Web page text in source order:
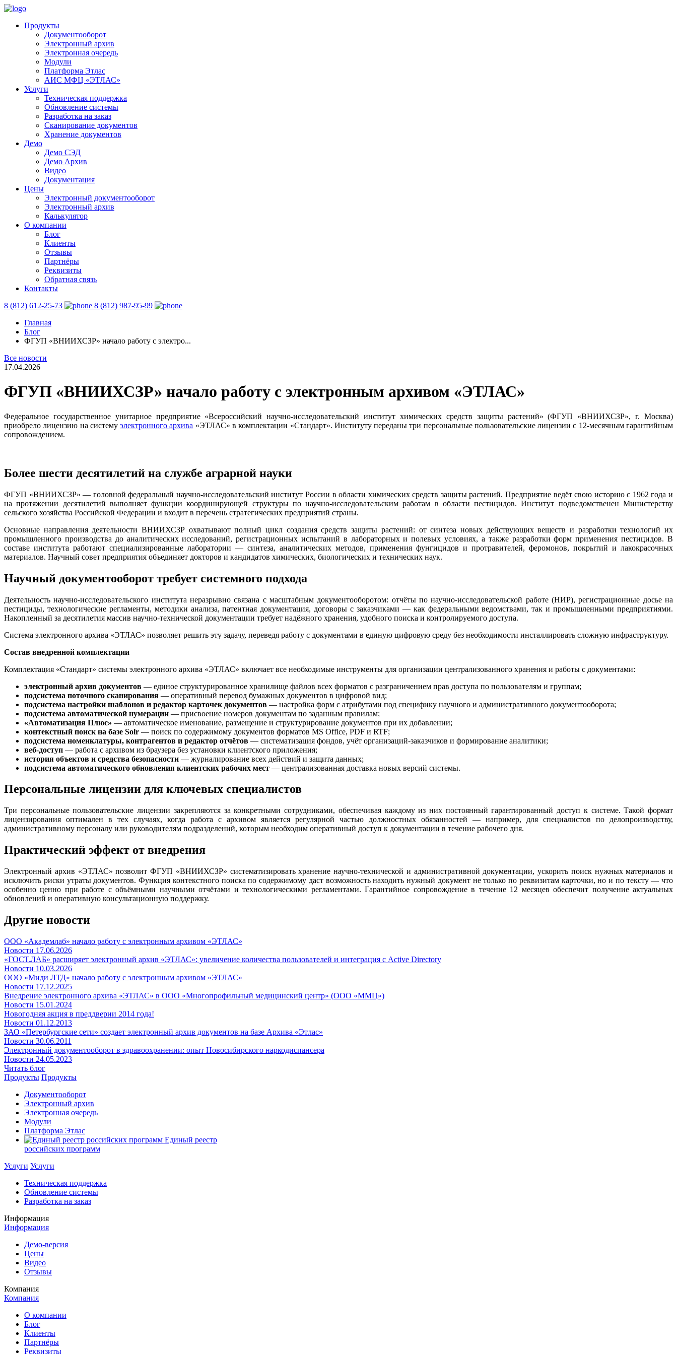
Продукты
Документооборот
Электронный архив
Электронная очередь
Модули
Платформа Этлас
АИС МФЦ «ЭТЛАС»
Услуги
Техническая поддержка
Обновление системы
Разработка на заказ
Сканирование документов
Хранение документов
Демо
Демо СЭД
Демо Архив
Видео
Документация
Цены
Электронный документооборот
Электронный архив
Калькулятор
О компании
Блог
Клиенты
Отзывы
Партнёры
Реквизиты
Обратная связь
Контакты
8 (812) 612-25-73
8 (812) 987-95-99
Главная
Блог
ФГУП «ВНИИХСЗР» начало работу с электро...
Все новости
17.04.2026
ФГУП «ВНИИХСЗР» начало работу с электронным архивом «ЭТЛАС»
Федеральное государственное унитарное предприятие «Всероссийский научно-исследовательский институт химических средств защиты растений» (ФГУП «ВНИИХСЗР», г. Москва)
приобрело лицензию на системуэлектронного архива «ЭТЛАС» в комплектации «Стандарт». Институту переданы три персональные пользовательские лицензии с 12-месячным гарантийным
сопровождением.
Более шести десятилетий на службе аграрной науки
ФГУП «ВНИИХСЗР» — головной федеральный научно-исследовательский институт России в области химических средств защиты растений. Предприятие ведёт свою историю с 1962 года и
на протяжении десятилетий выполняет функции координирующей структуры по научно-исследовательским работам в области пестицидов. Институт подведомственен Министерству
сельского хозяйства Российской Федерации и входит в перечень стратегических предприятий страны.
Основные направления деятельности ВНИИХСЗР охватывают полный цикл создания средств защиты растений: от синтеза новых действующих веществ и разработки технологий их
промышленного производства до аналитических исследований, регистрационных испытаний в лабораторных и полевых условиях, а также разработки форм применения пестицидов. В
составе института работают специализированные лаборатории — синтеза, аналитических методов, применения фунгицидов и протравителей, феромонов, покрытий и лакокрасочных
материалов. Научный совет предприятия объединяет докторов и кандидатов химических, биологических и технических наук.
Научный документооборот требует системного подхода
Деятельность научно-исследовательского института неразрывно связана с масштабным документооборотом: отчёты по научно-исследовательской работе (НИР), регистрационные досье на
пестициды, технологические регламенты, методики анализа, патентная документация, договоры с заказчиками — как федеральными ведомствами, так и промышленными предприятиями.
Накопленный за десятилетия массив научно-технической документации требует надёжного хранения, удобного поиска и контролируемого доступа.
Система электронного архива «ЭТЛАС» позволяет решить эту задачу, переведя работу с документами в единую цифровую среду без необходимости инсталлировать сложную инфраструктуру.
Состав внедренной комплектации
Комплектация «Стандарт» системы электронного архива «ЭТЛАС» включает все необходимые инструменты для организации централизованного хранения и работы с документами:
электронный архив документов — единое структурированное хранилище файлов всех форматов с разграничением прав доступа по пользователям и группам;
подсистема поточного сканирования — оперативный перевод бумажных документов в цифровой вид;
подсистема настройки шаблонов и редактор карточек документов — настройка форм с атрибутами под специфику научного и административного документооборота;
подсистема автоматической нумерации — присвоение номеров документам по заданным правилам;
«Автоматизация Плюс» — автоматическое именование, размещение и структурирование документов при их добавлении;
контекстный поиск на базе Solr — поиск по содержимому документов форматов MS Office, PDF и RTF;
подсистема номенклатуры, контрагентов и редактор отчётов — систематизация фондов, учёт организаций-заказчиков и формирование аналитики;
веб-доступ — работа с архивом из браузера без установки клиентского приложения;
история объектов и средства безопасности — журналирование всех действий и защита данных;
подсистема автоматического обновления клиентских рабочих мест — централизованная доставка новых версий системы.
Персональные лицензии для ключевых специалистов
Три персональные пользовательские лицензии закрепляются за конкретными сотрудниками, обеспечивая каждому из них постоянный гарантированный доступ к системе. Такой формат
лицензирования оптимален в тех случаях, когда работа с архивом является регулярной частью должностных обязанностей — например, для специалистов по делопроизводству,
административному персоналу или руководителям подразделений, которым необходим оперативный доступ к документации в течение рабочего дня.
Практический эффект от внедрения
Электронный архив «ЭТЛАС» позволит ФГУП «ВНИИХСЗР» систематизировать хранение научно-технической и административной документации, ускорить поиск нужных материалов и
исключить риски утраты документов. Функция контекстного поиска по содержимому даст возможность находить нужный документ не только по реквизитам карточки, но и по тексту — что
особенно ценно при работе с объёмными научными отчётами и технологическими регламентами. Гарантийное сопровождение в течение 12 месяцев обеспечит получение актуальных
обновлений и оперативную консультационную поддержку.
Другие новости
ООО «Академлаб» начало работу с электронным архивом «ЭТЛАС»
Новости 17.06.2026
«ГОСТ.ЛАБ» расширяет электронный архив «ЭТЛАС»: увеличение количества пользователей и интеграция с Active Directory
Новости 10.03.2026
ООО «Миди ЛТД» начало работу с электронным архивом «ЭТЛАС»
Новости 17.12.2025
Внедрение электронного архива «ЭТЛАС» в ООО «Многопрофильный медицинский центр» (ООО «ММЦ»)
Новости 15.01.2024
Новогодняя акция в преддверии 2014 года!
Новости 01.12.2013
ЗАО «Петербургские сети» создает электронный архив документов на базе Архива «Этлас»
Новости 30.06.2011
Электронный документооборот в здравоохранении: опыт Новосибирского наркодиспансера
Новости 24.05.2023
Читать блог
Продукты Продукты
Документооборот
Электронный архив
Электронная очередь
Модули
Платформа Этлас
Единый реестр
российских программ
Услуги Услуги
Техническая поддержка
Обновление системы
Разработка на заказ
Информация
Информация
Демо-версия
Цены
Видео
Отзывы
Компания
Компания
О компании
Блог
Клиенты
Партнёры
Реквизиты